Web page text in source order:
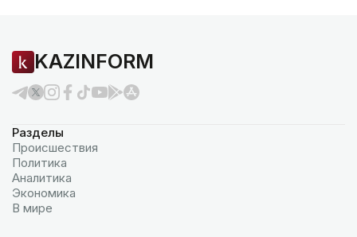
KAZINFORM
Разделы
Происшествия
Политика
Аналитика
Экономика
В мире